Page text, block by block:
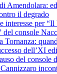
Amendolara:
il degrado
interesse per
del console
Tornanza:
dell’XI
del console